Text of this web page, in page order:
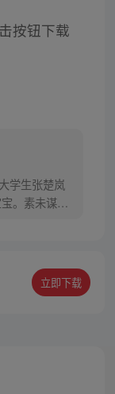
按钮下载
学生张楚岚
。素未谋面
与冯宝宝一
立即下载